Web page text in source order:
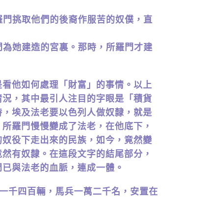
挑取他們的後裔作服苦的奴僕，直
她建造的宮裏。那時，所羅門才建
他如何處理「財富」的事情。以上
，其中最引人注目的字眼是「積貨
埃及法老要以色列人做奴隸，就是
羅門慢慢變成了法老，在他底下，
役下走出來的民族，如今，竟然變
有奴隸。在這段文字的結尾部分，
與法老的血脈，連成一體。
四百輛，馬兵一萬二千名，安置在